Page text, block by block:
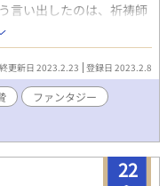
言い出したのは、祈祷師
いう。 そこで村人たち
娘を差し出すことに。
なくして山奥の祠の前で
か――男!? 娘の身代わり
える暗い秘密とそこに
ることになる？ 呪われ
、異種間(？)冒険譚。
更新日 2023.2.23 登録日 2023.2.8
ファンタジー
22